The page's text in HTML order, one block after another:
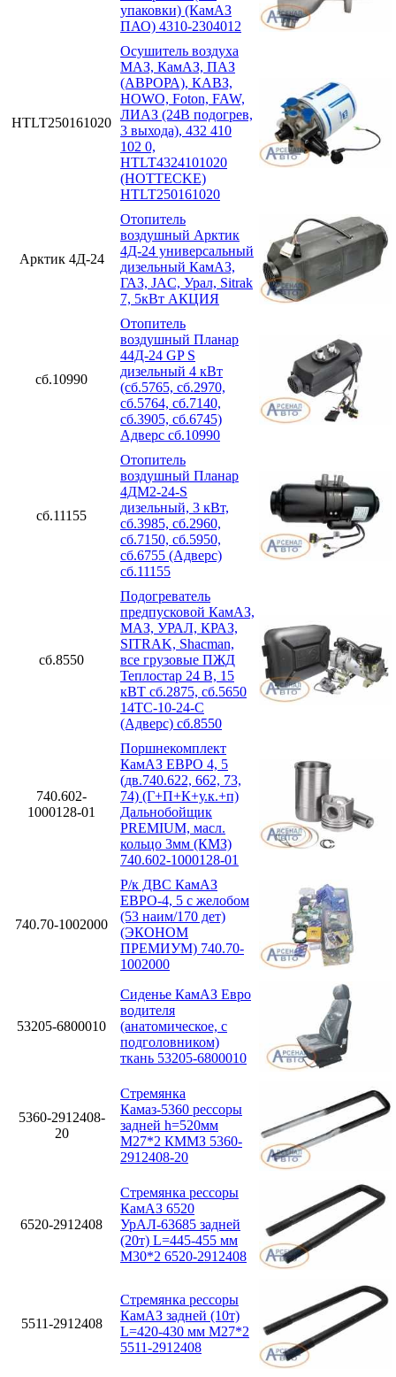
упаковки) (КамАЗ
ПАО) 4310-2304012
HTLT250161020
Осушитель воздуха
МАЗ, КамАЗ, ПАЗ
(АВРОРА), КАВЗ,
HOWO, Foton, FAW,
ЛИАЗ (24В подогрев,
3 выхода), 432 410
102 0,
HTLT4324101020
(HOTTECKE)
HTLT250161020
Арктик 4Д-24
Отопитель
воздушный Арктик
4Д-24 универсальный
дизельный КамАЗ,
ГАЗ, JAC, Урал, Sitrak
7, 5кВт АКЦИЯ
сб.10990
Отопитель
воздушный Планар
44Д-24 GP S
дизельный 4 кВт
(сб.5765, сб.2970,
сб.5764, сб.7140,
сб.3905, сб.6745)
Адверс сб.10990
сб.11155
Отопитель
воздушный Планар
4ДМ2-24-S
дизельный, 3 кВт,
сб.3985, сб.2960,
сб.7150, сб.5950,
сб.6755 (Адверс)
сб.11155
сб.8550
Подогреватель
предпусковой КамАЗ,
МАЗ, УРАЛ, КРАЗ,
SITRAK, Shacman,
все грузовые ПЖД
Теплостар 24 В, 15
кВТ сб.2875, сб.5650
14ТС-10-24-С
(Адверс) сб.8550
740.602-
1000128-01
Поршнекомплект
КамАЗ ЕВРО 4, 5
(дв.740.622, 662, 73,
74) (Г+П+К+у.к.+п)
Дальнобойщик
PREMIUM, масл.
кольцо 3мм (КМЗ)
740.602-1000128-01
740.70-1002000
Р/к ДВС КамАЗ
ЕВРО-4, 5 с желобом
(53 наим/170 дет)
(ЭКОНОМ
ПРЕМИУМ) 740.70-
1002000
53205-6800010
Сиденье КамАЗ Евро
водителя
(анатомическое, с
подголовником)
ткань 53205-6800010
5360-2912408-
20
Стремянка
Камаз-5360 рессоры
задней h=520мм
М27*2 КММЗ 5360-
2912408-20
6520-2912408
Стремянка рессоры
КамАЗ 6520
УрАЛ-63685 задней
(20т) L=445-455 мм
М30*2 6520-2912408
5511-2912408
Стремянка рессоры
КамАЗ задней (10т)
L=420-430 мм М27*2
5511-2912408